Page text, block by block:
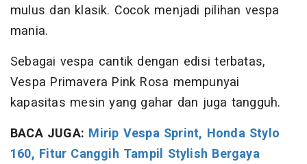
mulus dan klasik. Cocok menjadi pilihan vespa
mania.
Sebagai vespa cantik dengan edisi terbatas,
Vespa Primavera Pink Rosa mempunyai
kapasitas mesin yang gahar dan juga tangguh.
BACA JUGA: Mirip Vespa Sprint, Honda Stylo
160, Fitur Canggih Tampil Stylish Bergaya